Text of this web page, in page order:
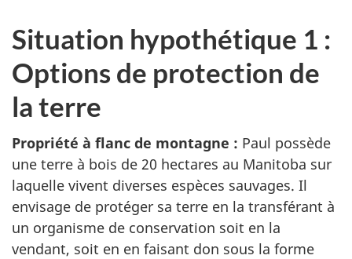
Situation hypothétique 1 :
Options de protection de
la terre
Propriété à flanc de montagne : Paul possède
une terre à bois de 20 hectares au Manitoba sur
laquelle vivent diverses espèces sauvages. Il
envisage de protéger sa terre en la transférant à
un organisme de conservation soit en la
vendant, soit en en faisant don sous la forme